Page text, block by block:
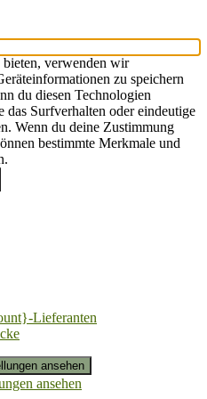
verwenden wir
zu speichern
du diesen Technologien
Surfverhalten oder eindeutige
Wenn du deine Zustimmung
bestimmte Merkmale und
Lieferanten
ansehen
ansehen